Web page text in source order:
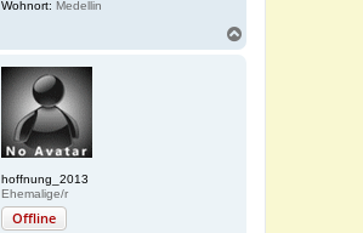
Wohnort: Medellin
hoffnung_2013
Ehemalige/r
Offline